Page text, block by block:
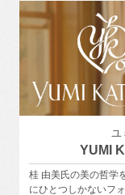
YUMI
桂 由美氏の美の哲学
にひとつしかないフ